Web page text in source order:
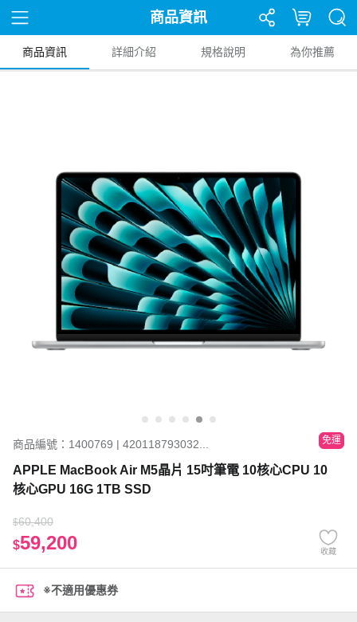
商品資訊
商品資訊 詳細介紹 規格說明 為你推薦
商品編號：1400769 | 420118793032... 免運
APPLE MacBook Air M5晶片 15吋筆電 10核心CPU 10
核心GPU 16G 1TB SSD
$60,400
$59,200 收藏
※不適用優惠券